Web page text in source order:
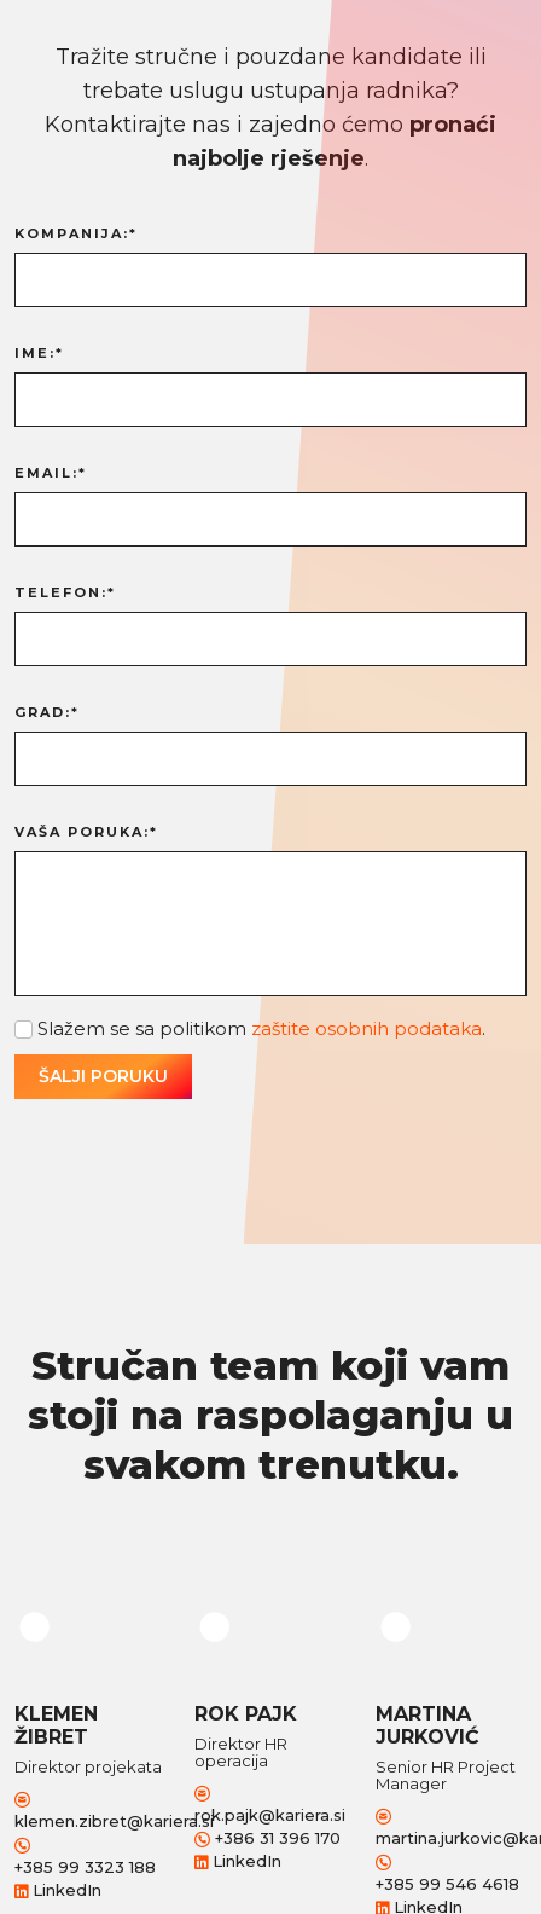
Tražite stručne i pouzdane kandidate ili
trebate uslugu ustupanja radnika?
Kontaktirajte nas i zajedno ćemo pronaći
najbolje rješenje.
KOMPANIJA:*
IME:*
EMAIL:*
TELEFON:*
GRAD:*
VAŠA PORUKA:*
Slažem se sa politikom zaštite osobnih podataka.
ŠALJI PORUKU
Stručan team koji vam
stoji na raspolaganju u
svakom trenutku.
KLEMEN
ŽIBRET
Direktor projekata
klemen.zibret@kariera.si
+385 99 3323 188
LinkedIn
ROK PAJK
Direktor HR
operacija
rok.pajk@kariera.si
+386 31 396 170
LinkedIn
MARTINA
JURKOVIĆ
Senior HR Project
Manager
+385 99 546 4618
LinkedIn